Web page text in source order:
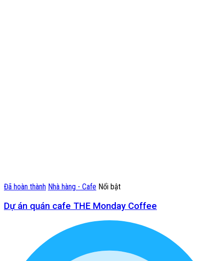
Đã hoàn thành Nhà hàng - Cafe Nổi bật
Dự án quán cafe THE Monday Coffee